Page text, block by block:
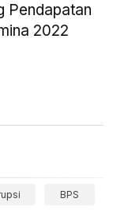
Pendapatan
2022
BPS